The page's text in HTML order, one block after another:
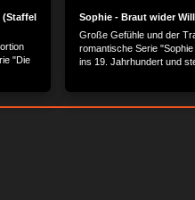
(Staffel
"Die
Sophie - Braut wider
Große Gefühle und der
romantische Serie
ins 19. Jahrhundert und